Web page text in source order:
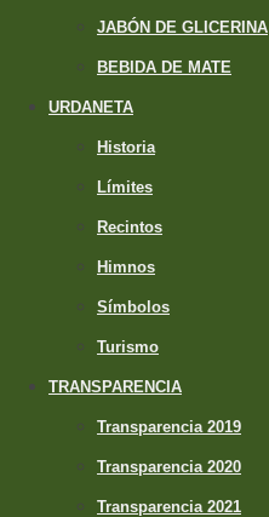
JABÓN DE GLICERINA
BEBIDA DE MATE
URDANETA
Historia
Límites
Recintos
Himnos
Símbolos
Turismo
TRANSPARENCIA
Transparencia 2019
Transparencia 2020
Transparencia 2021